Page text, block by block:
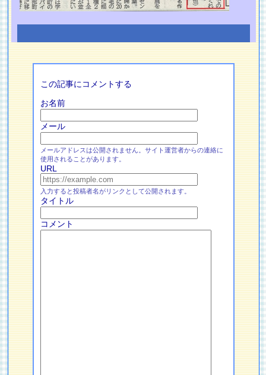
この記事にコメントする
お名前
メール
メールアドレスは公開されません。サイト運営者からの連絡に
使用されることがあります。
URL
入力すると投稿者名がリンクとして公開されます。
タイトル
コメント